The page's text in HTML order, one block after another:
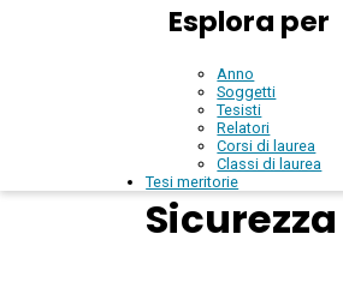
Esplora per
Anno
Soggetti
Tesisti
Relatori
Corsi di laurea
Classi di laurea
Tesi meritorie